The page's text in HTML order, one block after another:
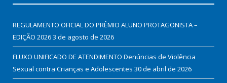
REGULAMENTO OFICIAL DO PRÊMIO ALUNO PROTAGONISTA –
EDIÇÃO 20263 de agosto de 2026
FLUXO UNIFICADO DE ATENDIMENTO Denúncias de Violência
Sexual contra Crianças e Adolescentes 30 de abril de 2026